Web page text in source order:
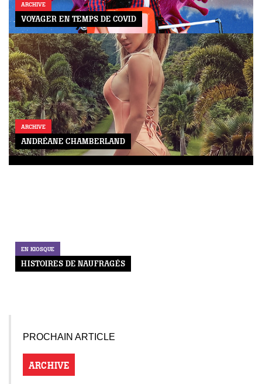
ARCHIVE
VOYAGER EN TEMPS DE COVID
ARCHIVE
ANDRÉANE CHAMBERLAND
EN KIOSQUE
HISTOIRES DE NAUFRAGÉS
PROCHAIN ARTICLE
ARCHIVE